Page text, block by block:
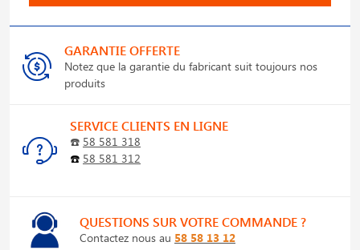
GARANTIE OFFERTE
Notez que la garantie du fabricant suit toujours nos
produits
SERVICE CLIENTS EN LIGNE
☎️ 58 581 318
☎️ 58 581 312
QUESTIONS SUR VOTRE COMMANDE ?
Contactez nous au 58 58 13 12